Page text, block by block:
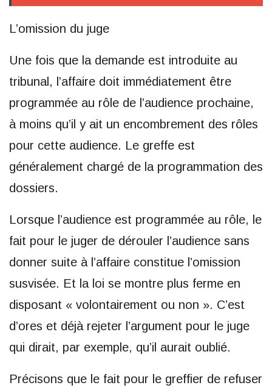
L’omission du juge
Une fois que la demande est introduite au
tribunal, l’affaire doit immédiatement être
programmée au rôle de l’audience prochaine,
à moins qu’il y ait un encombrement des rôles
pour cette audience. Le greffe est
généralement chargé de la programmation des
dossiers.
Lorsque l’audience est programmée au rôle, le
fait pour le juger de dérouler l’audience sans
donner suite à l’affaire constitue l’omission
susvisée. Et la loi se montre plus ferme en
disposant « volontairement ou non ». C’est
d’ores et déjà rejeter l’argument pour le juge
qui dirait, par exemple, qu’il aurait oublié.
Précisons que le fait pour le greffier de refuser